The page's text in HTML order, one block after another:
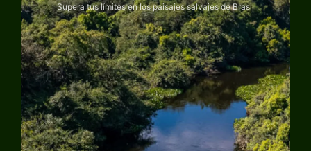
Supera tus límites en los paisajes salvajes de Brasil
Explorar